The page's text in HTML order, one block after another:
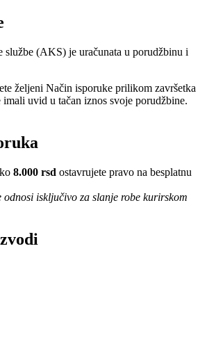
službe (AKS) je uračunata u porudžbinu i
željeni Način isporuke prilikom završetka
uvid u tačan iznos svoje porudžbine.
8.000 rsd ostavrujete pravo na besplatnu
odnosi isključivo za slanje robe kurirskom